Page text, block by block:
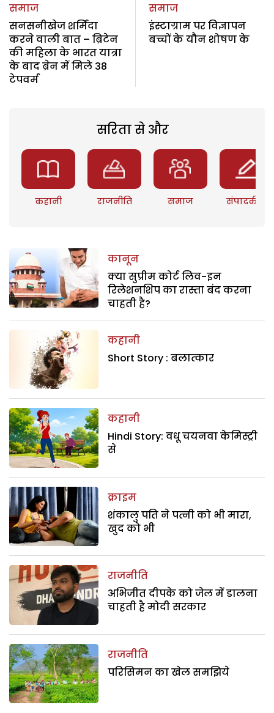
समाज
सनसनीखेज शर्मिंदा
करने वाली बात – ब्रिटेन
की महिला के भारत यात्रा
के बाद ब्रेन में मिले 38
टेपवर्म
समाज
इंस्टाग्राम पर विज्ञापन
बच्चों के यौन शोषण के
सरिता से और
कहानी राजनीति समाज संपादकीय
कानून
क्या सुप्रीम कोर्ट लिव-इन
रिलेशनशिप का रास्ता बंद करना
चाहती है?
कहानी
Short Story : बलात्कार
कहानी
Hindi Story: वधू चयनवा केमिस्ट्री
से
क्राइम
शंकालु पति ने पत्नी को भी मारा,
खुद को भी
राजनीति
अभिजीत दीपके को जेल में डालना
चाहती है मोदी सरकार
राजनीति
परिसिमन का खेल समझिये